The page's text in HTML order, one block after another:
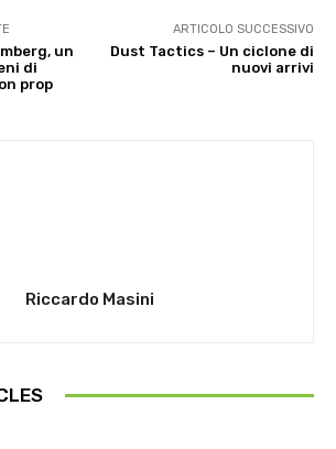
un
di
prop
ARTICOLO SUCCESSIVO
Dust Tactics – Un ciclone di
nuovi arrivi
Riccardo Masini